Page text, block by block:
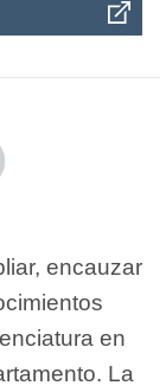
encauzar
en
La